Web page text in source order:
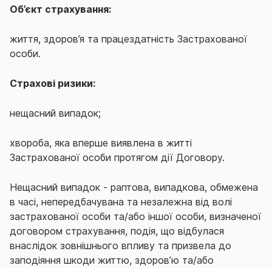
Об’єкт страхування:
життя, здоров’я та працездатність Застрахованої
особи.
Страхові ризики:
нещасний випадок;
хвороба, яка вперше виявлена в житті
Застрахованої особи протягом дії Договору.
Нещасний випадок - раптова, випадкова, обмежена
в часі, непередбачувана та незалежна від волі
застрахованої особи та/або іншої особи, визначеної
договором страхування, подія, що відбулася
внаслідок зовнішнього впливу та призвела до
заподіяння шкоди життю, здоров’ю та/або